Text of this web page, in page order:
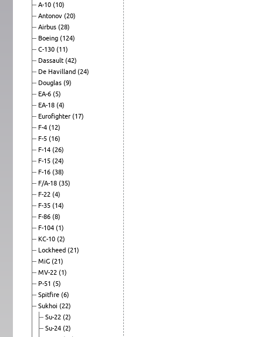
A-10 (10)
Antonov (20)
Airbus (28)
Boeing (124)
C-130 (11)
Dassault (42)
De Havilland (24)
Douglas (9)
EA-6 (5)
EA-18 (4)
Eurofighter (17)
F-4 (12)
F-5 (16)
F-14 (26)
F-15 (24)
F-16 (38)
F/A-18 (35)
F-22 (4)
F-35 (14)
F-86 (8)
F-104 (1)
KC-10 (2)
Lockheed (21)
MiG (21)
MV-22 (1)
P-51 (5)
Spitfire (6)
Sukhoi (22)
Su-22 (2)
Su-24 (2)